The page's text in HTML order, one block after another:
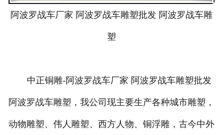
阿波罗战车厂家 阿波罗战车雕塑批发 阿波罗战车雕
塑
中正铜雕-阿波罗战车厂家 阿波罗战车雕塑批发
阿波罗战车雕塑 ，我公司现主要生产各种城市雕塑，
动物雕塑、伟人雕塑、西方人物、铜浮雕，古今中外